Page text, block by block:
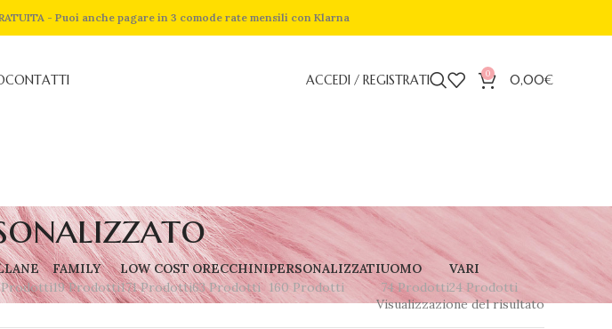
- Puoi anche pagare in 3 comode rate mensili con Klarna
CONTATTI ACCEDI / REGISTRATI 0 0,00€
Prodotti
FAMILY
19 Prodotti
LOW COST
171 Prodotti
ORECCHINI
63 Prodotti
PERSONALIZZATI
160 Prodotti
UOMO
74 Prodotti
VARI
24 Prodotti
Visualizzazione del risultato